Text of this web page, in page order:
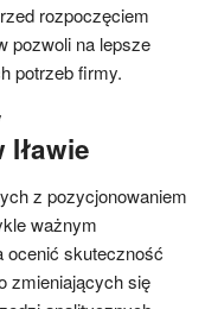
rozpoczęciem
pozwoli na lepsze
potrzeb firmy.
z pozycjonowaniem
ważnym
ocenić skuteczność
zmieniających się